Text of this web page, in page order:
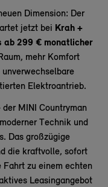
Dimension: Der
jetzt bei Krah +
ab 299 € monatlicher
mehr Komfort
Elektroantrieb.
MINI Countryman
Technik und
Das großzügige
die kraftvolle, sofort
Fahrt zu einem echten
Leasingangebot